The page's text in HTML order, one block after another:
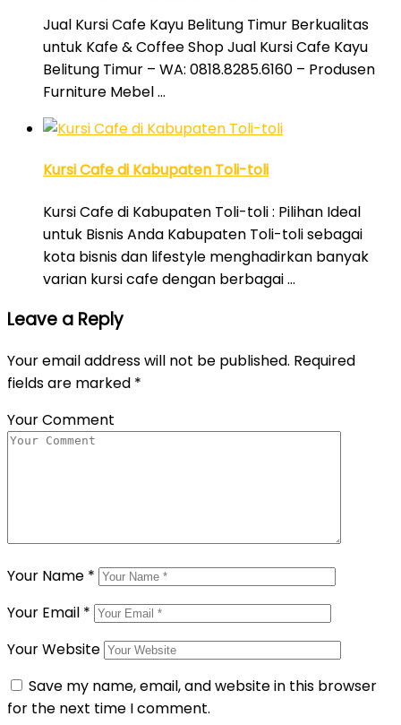
Jual Kursi Cafe Kayu Belitung Timur Berkualitas
untuk Kafe & Coffee Shop Jual Kursi Cafe Kayu
Belitung Timur – WA: 0818.8285.6160 – Produsen
Furniture Mebel …
Kursi Cafe di Kabupaten Toli-toli
Kursi Cafe di Kabupaten Toli-toli : Pilihan Ideal
untuk Bisnis Anda Kabupaten Toli-toli sebagai
kota bisnis dan lifestyle menghadirkan banyak
varian kursi cafe dengan berbagai …
Leave a Reply
Your email address will not be published. Required
fields are marked *
Your Comment
Your Name *
Your Email *
Your Website
Save my name, email, and website in this browser
for the next time I comment.